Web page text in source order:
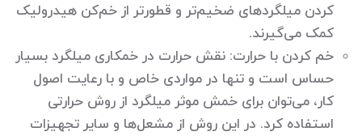
کردن میلگردهای ضخیم‌تر و قطورتر از خم‌کن هیدرولیک
کمک می‌گیرند.
خم کردن با حرارت: نقش حرارت در خمکاری میلگرد بسیار
حساس است و تنها در مواردی خاص و با رعایت اصول
کار، می‌توان برای خمش موثر میلگرد از روش حرارتی
استفاده کرد. در این روش از مشعل‌ها و سایر تجهیزات